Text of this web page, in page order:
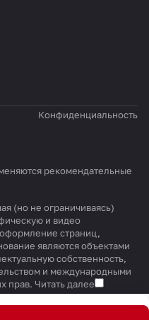
Конфиденциальность
рекомендательные
(но не ограничиваясь)
и видео
страниц,
являются объектами
собственность,
и международными
прав. Читать далее